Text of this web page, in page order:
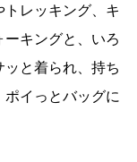
レッキング、キ
キングと、いろ
と着られ、持ち
イっとバッグに